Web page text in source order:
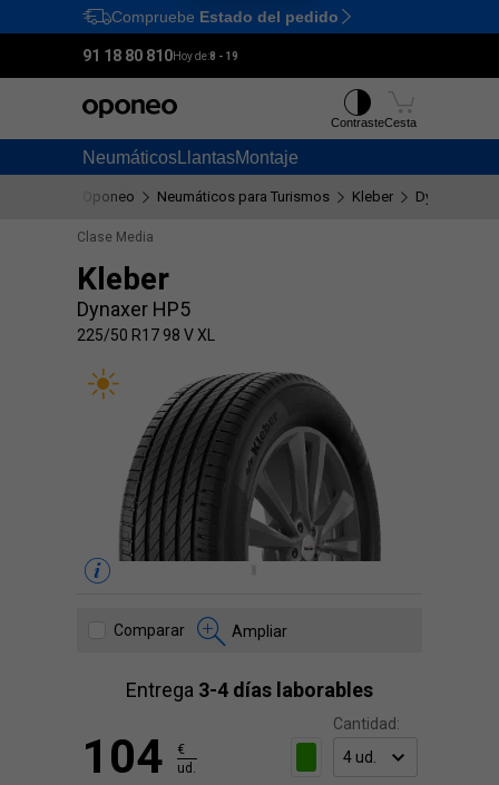
Ctrl M
Compruebe Estado del pedido
91 18 80 810Hoy de:8 - 19
Neumáticos LlantasMontaje
ContrasteCesta
Oponeo Neumáticos para Turismos Kleber Dynaxer HP5
Clase Media
Kleber
Dynaxer HP5
225/50 R17 98 V XL
Comparar Ampliar
Entrega 3-4 días laborables
Cantidad:
104
€
ud.